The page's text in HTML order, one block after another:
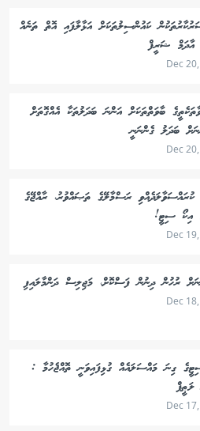
ކައުންސިލުތަކަށް އަޅާލާފައި އޮތް ތަނެއް
އާދަމް ޝަރީފް
Dec
ބާވަތްތަކަށް އަންނަ ބަދަލުތަކާ އެއްގޮތަށް
ބަދަލު ގެންނަނީ
Dec
ރަސްމާލޭގެ ތަޞައްވުރު، ރާއްޖޭގެ
އިކޯ ސިޓީ!
Dec
ރުހުން ދިނުން ފަސްކޮށް، މަޖިލިސް ދަންމާލައިފި
Dec
ގިނަ މައްސަލައެއް ގުޅިފައިވަނީ ތޮއްޖެހުމާ :
Dec